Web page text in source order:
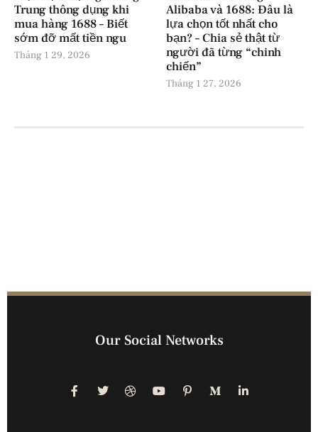
Trung thông dụng khi
mua hàng 1688 – Biết
sớm đỡ mất tiền ngu
Tháng 1 29, 2026
Alibaba và 1688: Đâu là
lựa chọn tốt nhất cho
bạn? – Chia sẻ thật từ
người đã từng “chinh
chiến”
Tháng 1 27, 2026
Our Social Networks